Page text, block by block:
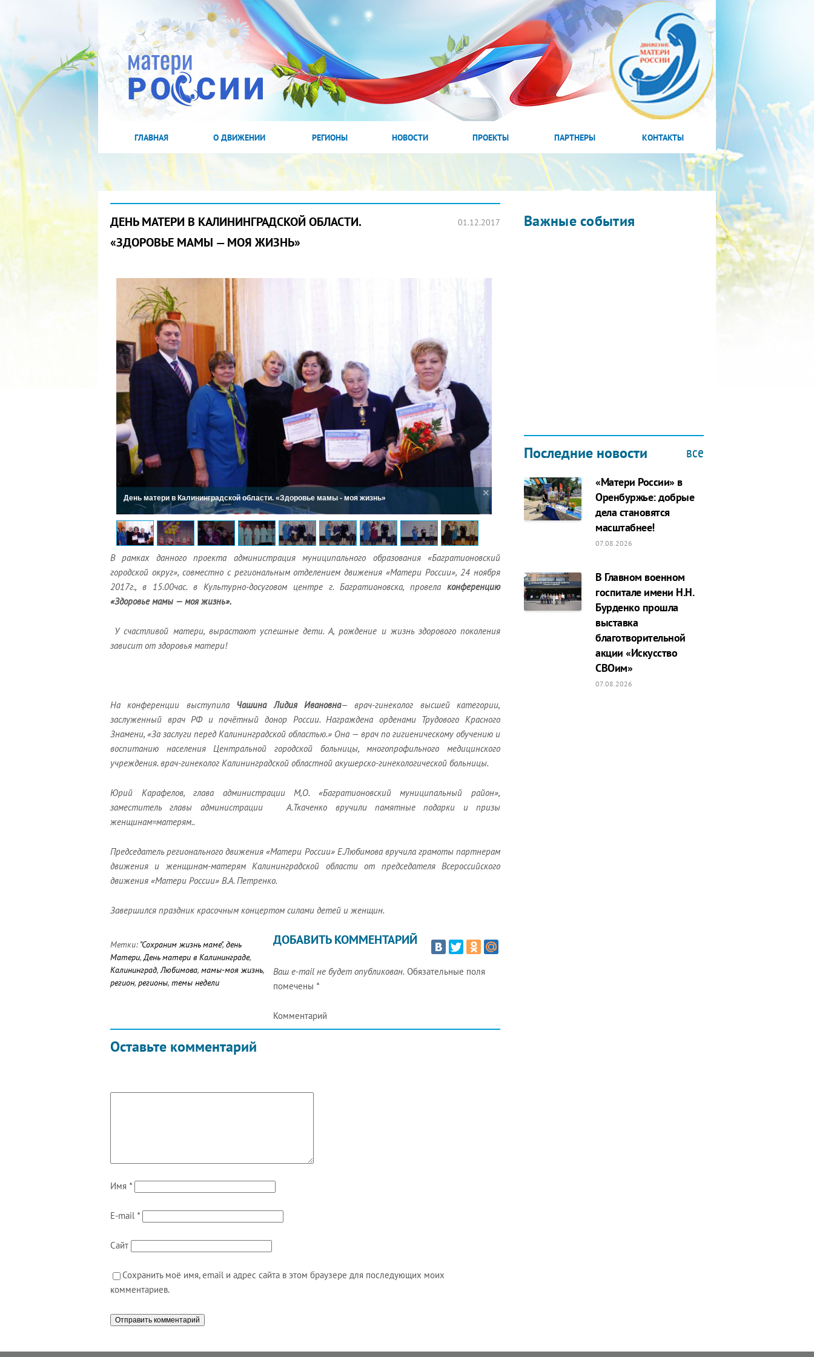
ГЛАВНАЯ О ДВИЖЕНИИ РЕГИОНЫ НОВОСТИ ПРОЕКТЫ ПАРТНЕРЫ КОНТАКТЫ
ДЕНЬ МАТЕРИ В КАЛИНИНГРАДСКОЙ ОБЛАСТИ.
«ЗДОРОВЬЕ МАМЫ — МОЯ ЖИЗНЬ»
01.12.2017
День матери в Калининградской области. «Здоровье мамы - моя жизнь»
В рамках данного проекта администрация муниципального образования «Багратионовский
городской округ», совместно с региональным отделением движения «Матери России», 24 ноября
2017г., в 15.00час. в Культурно-досуговом центре г. Багратионовска, провела конференцию
«Здоровье мамы — моя жизнь».
У счастливой матери, вырастают успешные дети. А, рождение и жизнь здорового поколения
зависит от здоровья матери!
На конференции выступила Чашина Лидия Ивановна—врач-гинеколог высшей категории,
заслуженный врач РФ и почётный донор России. Награждена орденами Трудового Красного
Знамени, «За заслуги перед Калининградской областью.» Она — врач по гигиеническому обучению и
воспитанию населения Центральной городской больницы, многопрофильного медицинского
учреждения. врач-гинеколог Калининградской областной акушерско-гинекологической больницы.
Юрий Карафелов, глава администрации М,О. «Багратионовский муниципальный район»,
заместитель главы администрации А.Ткаченко вручили памятные подарки и призы
женщинам=матерям..
Председатель регионального движения «Матери России» Е.Любимова вручила грамоты партнерам
движения и женщинам-матерям Калининградской области от председателя Всероссийского
движения «Матери России» В.А. Петренко.
Завершился праздник красочным концертом силами детей и женщин.
Метки: "Сохраним жизнь маме",день
Матери,День матери в Калининграде,
Калининград,Любимова, мамы-моя жизнь,
регион, регионы, темы недели
Оставьте комментарий
ДОБАВИТЬ КОММЕНТАРИЙ
Ваш e-mail не будет опубликован. Обязательные поля
помечены *
Комментарий
Имя *
E-mail *
Сайт
Сохранить моё имя, email и адрес сайта в этом браузере для последующих моих
комментариев.
Важные события
2022 ГОД ПРОВОЗГЛАШЕН ГОДОМ
МАТЕРИ В ЯКУТИИ
Последние новости все
«Матери России» в
Оренбуржье: добрые
дела становятся
масштабнее!
07.08.2026
В Главном военном
госпитале имени Н.Н.
Бурденко прошла
выставка
благотворительной
акции «Искусство
СВОим»
07.08.2026